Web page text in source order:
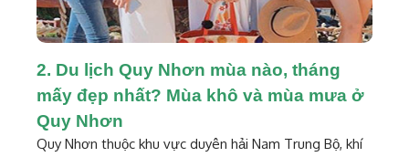
2. Du lịch Quy Nhơn mùa nào, tháng
mấy đẹp nhất? Mùa khô và mùa mưa ở
Quy Nhơn
Quy Nhơn thuộc khu vực duyên hải Nam Trung Bộ, khí